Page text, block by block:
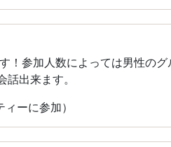
！参加人数によっては男性のグ
出来ます。
ーに参加）